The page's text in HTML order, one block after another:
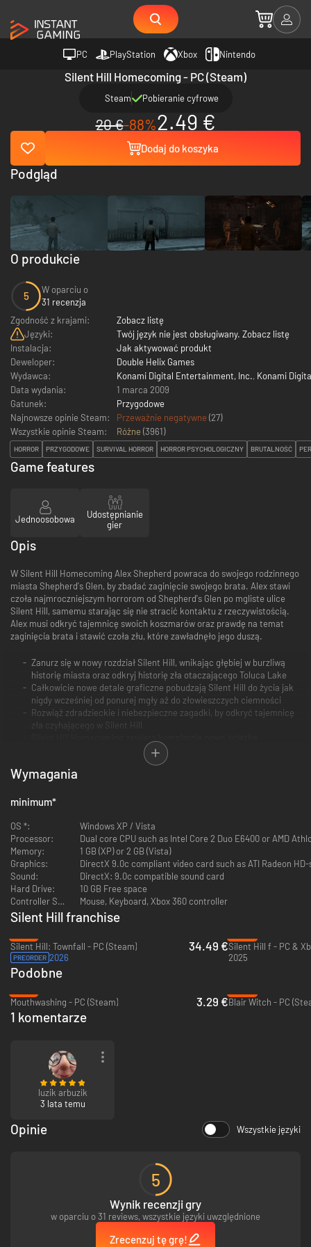
PC PlayStation Xbox Nintendo
Silent Hill Homecoming - PC (Steam)
Steam Pobieranie cyfrowe
20 €-88%2.49 €
Dodaj do koszyka
O produkcie
5
W oparciu o
31 recenzja
Zgodność z krajami:
Zobacz listę
Języki:
Twój język nie jest obsługiwany. Zobacz listę
Instalacja:
Jak aktywować produkt
Deweloper:
Double Helix Games
Wydawca:
Konami Digital Entertainment, Inc., Konami
Data wydania:
1 marca 2009
Gatunek:
Przygodowe
Najnowsze opinie Steam:
Przeważnie negatywne (27)
Wszystkie opinie Steam:
Różne (3961)
HORROR PRZYGODOWE SURVIVAL HORROR HORROR PSYCHOLOGICZNY BRUTALNOŚĆ
Podgląd
Game features
Jednoosobowa
Udostępnianie
gier
Opis
W Silent Hill Homecoming Alex Shepherd powraca do swojego rodzinnego
miasta Shepherd's Glen, by zbadać zaginięcie swojego brata. Alex stawi
czoła najmroczniejszym horrorom od Shepherd's Glen po mgliste ulice
Silent Hill, samemu starając się nie stracić kontaktu z rzeczywistością.
Alex musi odkryć tajemnicę swoich koszmarów oraz prawdę na temat
zaginięcia brata i stawić czoła złu, które zawładnęło jego duszą.
Zanurz się w nowy rozdział Silent Hill, wnikając głębiej w burzliwą
historię miasta oraz odkryj historię zła otaczającego Toluca Lake
Całkowicie nowe detale graficzne pobudzają Silent Hill do życia jak
nigdy wcześniej od ponurej mgły aż do złowieszczych ciemności
Rozwiąż zdradzieckie i niebezpieczne zagadki, by odkryć tajemnicę
zła czyhającego w Silent Hill
dźwiękową skomponowaną przez znanego z wcześniejszych części
Wymagania
minimum*
OS *:
Windows XP / Vista
Processor:
Dual core CPU such as Intel Core 2 Duo E6400 or AMD
Memory:
1 GB (XP) or 2 GB (Vista)
Graphics:
DirectX 9.0c compliant video card such as ATI Radeon
Sound:
DirectX: 9.0c compatible sound card
Hard Drive:
10 GB Free space
Controller Support:Mouse, Keyboard, Xbox 360 controller
Silent Hill franchise
Silent Hill: Townfall - PC (Steam)
PREORDER 2026
34.49 €
2025
Podobne
Mouthwashing - PC (Steam)
3.29 €Blair Witch - PC
1 komentarze
luzik arbuzik
3 lata temu
Opinie Wszystkie języki
5
Wynik recenzji gry
w oparciu o 31 reviews, wszystkie języki uwzględnione
Zrecenzuj tę grę!